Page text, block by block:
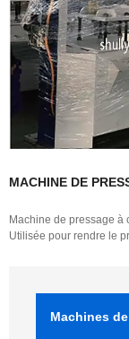
MACHINE DE
Machine de pressage à
Utilisée pour rendre le
Machines